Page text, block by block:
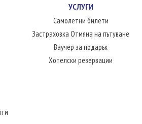
УСЛУГИ
Самолетни билети
Застраховка Отмяна на пътуване
Ваучер за подарък
Хотелски резервации